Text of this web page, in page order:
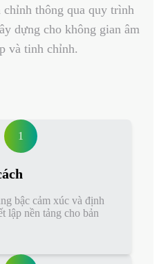
chỉnh thông qua quy trình
dựng cho không gian âm
và tinh chỉnh.
1
bậc cảm xúc và định
lập nền tảng cho bản